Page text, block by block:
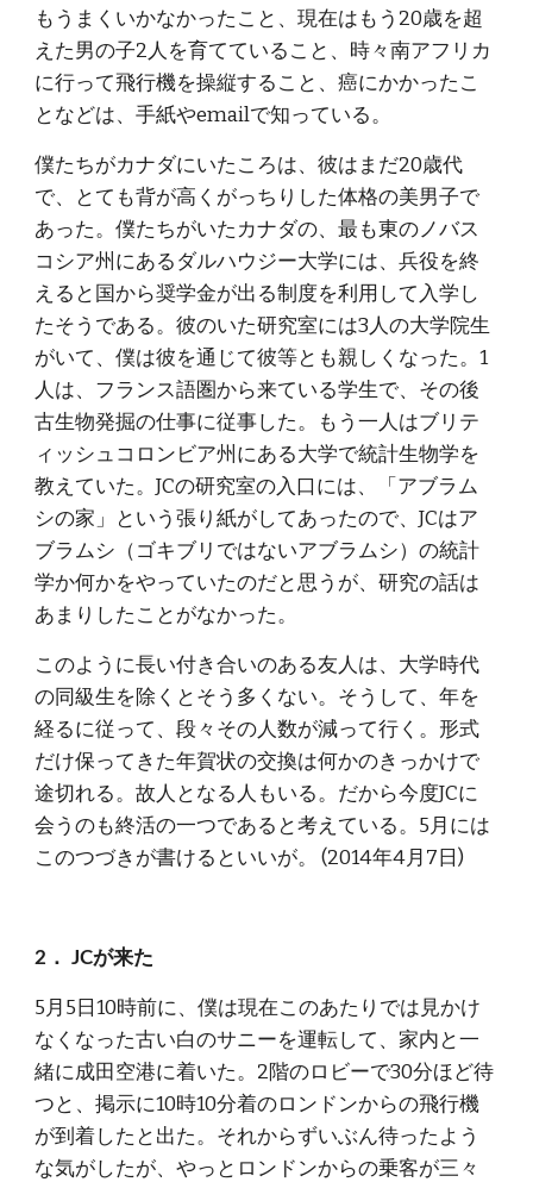
もうまくいかなかったこと、現在はもう20歳を超
えた男の子2人を育てていること、時々南アフリカ
に行って飛行機を操縦すること、癌にかかったこ
となどは、手紙やemailで知っている。
僕たちがカナダにいたころは、彼はまだ20歳代
で、とても背が高くがっちりした体格の美男子で
あった。僕たちがいたカナダの、最も東のノバス
コシア州にあるダルハウジー大学には、兵役を終
えると国から奨学金が出る制度を利用して入学し
たそうである。彼のいた研究室には3人の大学院生
がいて、僕は彼を通じて彼等とも親しくなった。1
人は、フランス語圏から来ている学生で、その後
古生物発掘の仕事に従事した。もう一人はブリテ
ィッシュコロンビア州にある大学で統計生物学を
教えていた。JCの研究室の入口には、「アブラム
シの家」という張り紙がしてあったので、JCはア
ブラムシ（ゴキブリではないアブラムシ）の統計
学か何かをやっていたのだと思うが、研究の話は
あまりしたことがなかった。
このように長い付き合いのある友人は、大学時代
の同級生を除くとそう多くない。そうして、年を
経るに従って、段々その人数が減って行く。形式
だけ保ってきた年賀状の交換は何かのきっかけで
途切れる。故人となる人もいる。だから今度JCに
会うのも終活の一つであると考えている。5月には
このつづきが書けるといいが。 (2014年4月7日)
2． JCが来た
5月5日10時前に、僕は現在このあたりでは見かけ
なくなった古い白のサニーを運転して、家内と一
緒に成田空港に着いた。2階のロビーで30分ほど待
つと、掲示に10時10分着のロンドンからの飛行機
が到着したと出た。それからずいぶん待ったよう
な気がしたが、やっとロンドンからの乗客が三々